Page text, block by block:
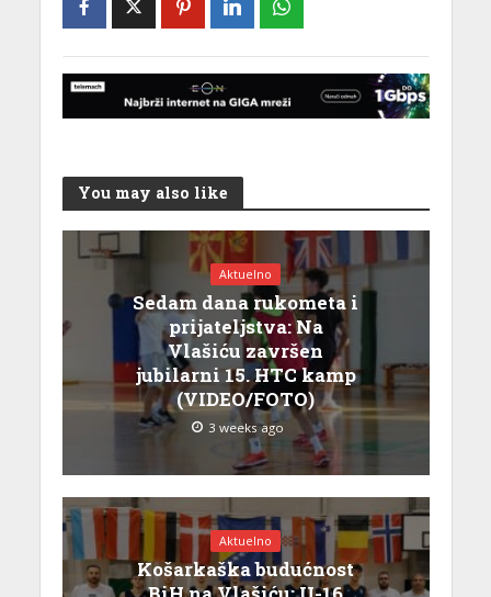
You may also like
Aktuelno
Sedam dana rukometa i
prijateljstva: Na
Vlašiću završen
jubilarni 15. HTC kamp
(VIDEO/FOTO)
3 weeks ago
Aktuelno
Košarkaška budućnost